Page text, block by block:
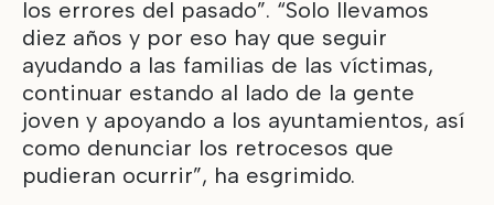
los errores del pasado”. “Solo llevamos
diez años y por eso hay que seguir
ayudando a las familias de las víctimas,
continuar estando al lado de la gente
joven y apoyando a los ayuntamientos, así
como denunciar los retrocesos que
pudieran ocurrir”, ha esgrimido.